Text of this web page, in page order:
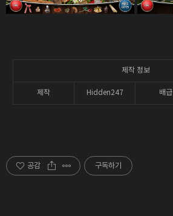
제작 정보
제작 Hidden247 배급
공감 구독하기